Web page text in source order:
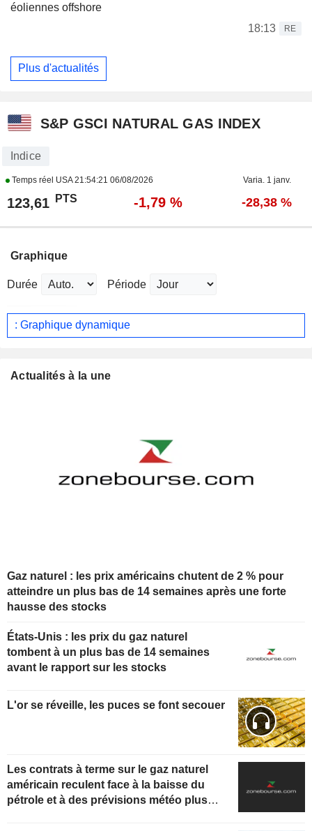
éoliennes offshore
18:13
RE
Plus d'actualités
S&P GSCI NATURAL GAS INDEX
Indice
Temps réel USA21:54:21 06/08/2026 Varia. 1 janv.
123,61 PTS -1,79 % -28,38 %
Graphique
Durée Période
: Graphique dynamique
Actualités à la une
Gaz naturel : les prix américains chutent de 2 % pour
atteindre un plus bas de 14 semaines après une forte
hausse des stocks
États-Unis : les prix du gaz naturel
tombent à un plus bas de 14 semaines
avant le rapport sur les stocks
L'or se réveille, les puces se font secouer
Les contrats à terme sur le gaz naturel
américain reculent face à la baisse du
pétrole et à des prévisions météo plus